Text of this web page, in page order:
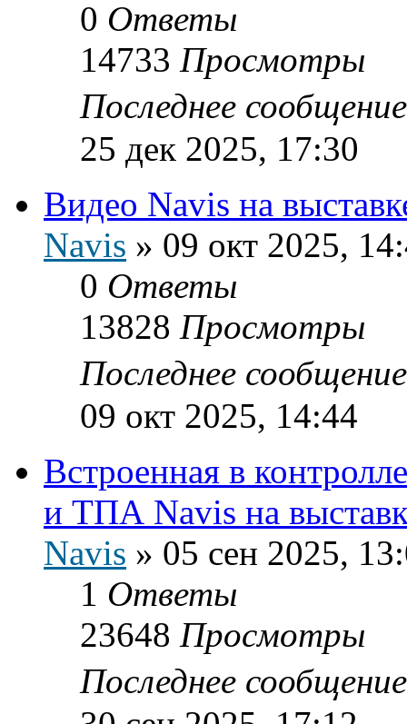
0 Ответы
14733 Просмотры
Последнее
25 дек 2025, 17:30
Видео Navis на
Navis » 09 окт 2025,
0 Ответы
13828 Просмотры
Последнее
09 окт 2025, 14:44
Встроенная в
и ТПА Navis на
Navis » 05 сен 2025,
1 Ответы
23648 Просмотры
Последнее